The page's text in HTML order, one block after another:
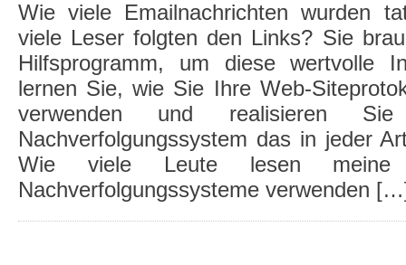
Wie viele Emailnachrichten wurden
viele Leser folgten den Links? Sie
Hilfsprogramm, um diese wertvolle
lernen Sie, wie Sie Ihre Web-
verwenden und realisieren
Nachverfolgungssystem das in jeder
Wie viele Leute lesen
Nachverfolgungssysteme verwenden